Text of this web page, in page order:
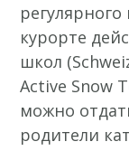
курорте
школ
Active Snow
можно
родители